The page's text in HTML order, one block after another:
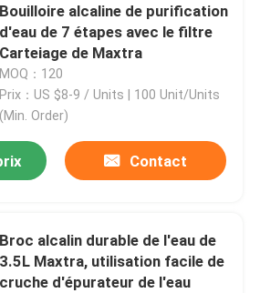
Bouilloire alcaline de purification
d'eau de 7 étapes avec le filtre
Carteiage de Maxtra
MOQ：120
Prix：US $8-9 / Units | 100 Unit/Units
(Min. Order)
Contact
Broc alcalin durable de l'eau de
3.5L Maxtra, utilisation facile de
cruche d'épurateur de l'eau